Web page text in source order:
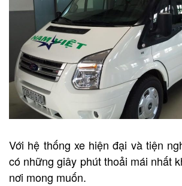
Với hệ thống xe hiện đại và tiện
có những giây phút thoải mái nhất
nơi mong muốn.